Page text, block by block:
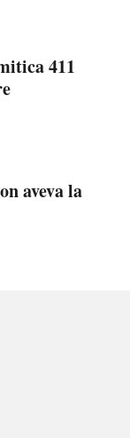
411
aveva la